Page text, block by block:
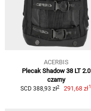
ACERBIS
Plecak Shadow 38 LT 2.0
czarny
SCD 388,93 zł2 291,68 zł1